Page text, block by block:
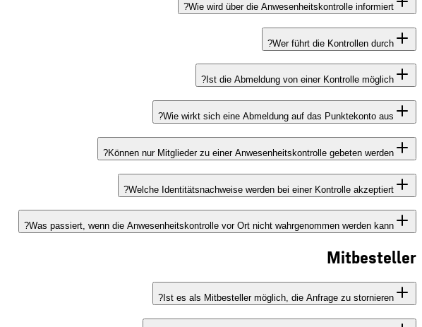
Wie wird über die Anwesenheitskontrolle informiert?
Wer führt die Kontrollen durch?
Ist die Abmeldung von einer Kontrolle möglich?
Wie wirkt sich eine Abmeldung auf das Punktekonto aus?
Können nur Mitglieder zu einer Anwesenheitskontrolle gebeten werden?
Welche Identitätsnachweise werden bei einer Kontrolle akzeptiert?
Was passiert, wenn die Anwesenheitskontrolle vor Ort nicht wahrgenommen werden kann?
Mitbesteller
Ist es als Mitbesteller möglich, die Anfrage zu stornieren?